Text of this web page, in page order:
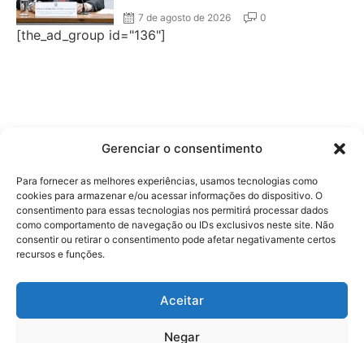
Gerenciar o consentimento
Para fornecer as melhores experiências, usamos tecnologias como
cookies para armazenar e/ou acessar informações do dispositivo. O
consentimento para essas tecnologias nos permitirá processar dados
como comportamento de navegação ou IDs exclusivos neste site. Não
consentir ou retirar o consentimento pode afetar negativamente certos
recursos e funções.
Aceitar
Negar
7 de agosto de 2026 0
[the_ad_group id="136"]